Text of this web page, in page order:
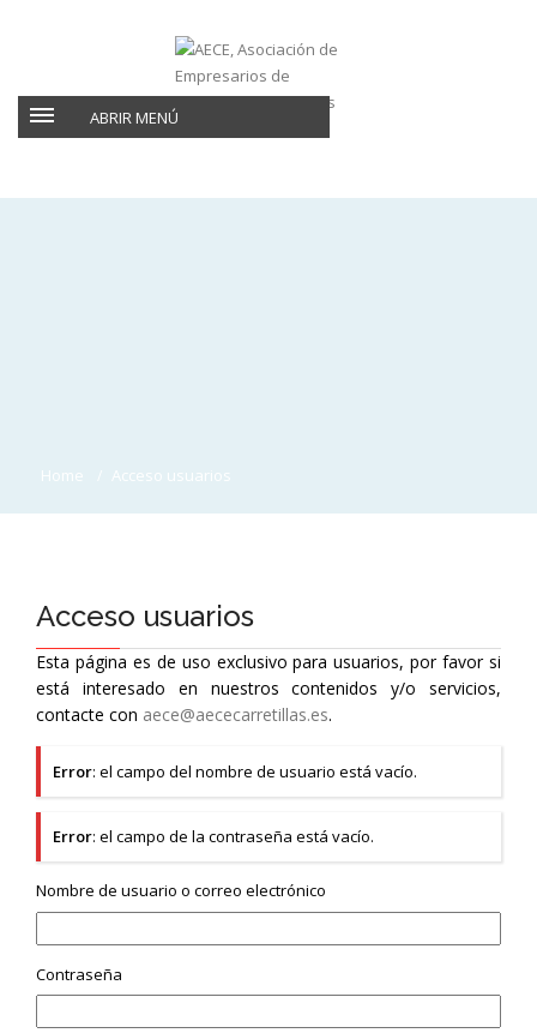
ABRIR MENÚ
Home Acceso usuarios
Acceso usuarios
Esta página es de uso exclusivo para usuarios, por favor si
está interesado en nuestros contenidos y/o servicios,
contacte con aece@aececarretillas.es.
Error: el campo del nombre de usuario está vacío.
Error: el campo de la contraseña está vacío.
Nombre de usuario o correo electrónico
Contraseña